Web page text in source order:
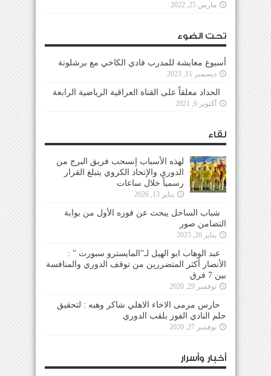
مارس 25, 2022
تحت الضوء
أسبوع معايشة للمدرب فادي الكاخي مع برشلونة
ديسمبر 11, 2023
الحداد معلقاً على القناة العراقية الرياضية الرابعة
أكتوبر 6, 2021
لقاء
لهذه الأسباب إنسحب فريق البرج من
الدوري والإتحاد الكروي يتبلغ القرار
رسمياً خلال ساعات
يناير 13, 2026
شباب الساحل يبحث عن فوزه الأول من بوابة
التضامن صور
يناير 26, 2025
عبد الوهاب ابو الهيل لـ”المايسترو سبورت ” :
الأنصار أكثر المتضررين من توقف الدوري والمنافسة
بين 7 فرق
نوفمبر 29, 2020
حارس مرمى الاخاء الاهلي شاكر وهبه : لتحقيق
حلم النادي الفوز بلقب الدوري
نوفمبر 27, 2020
أخبار وأسرار